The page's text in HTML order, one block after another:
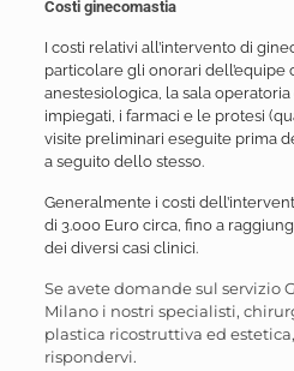
Costi ginecomastia
I costi relativi all’intervento di
particolare gli onorari dell’equipe
anestesiologica, la sala
impiegati, i farmaci e le protesi
visite preliminari eseguite prima
a seguito dello stesso.
Generalmente i costi
di 3.000 Euro circa, fino a
dei diversi casi clinici.
Se avete domande sul servizio
Milano i nostri specialisti,
plastica ricostruttiva ed
rispondervi.